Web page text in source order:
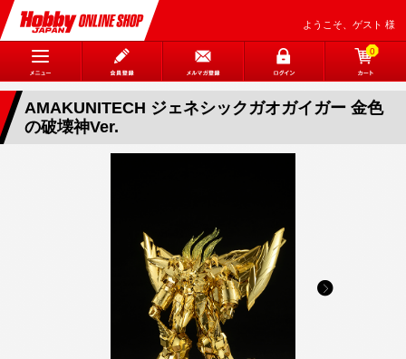
ようこそ、ゲスト 様
0
AMAKUNITECH ジェネシックガオガイガー 金色
の破壊神Ver.